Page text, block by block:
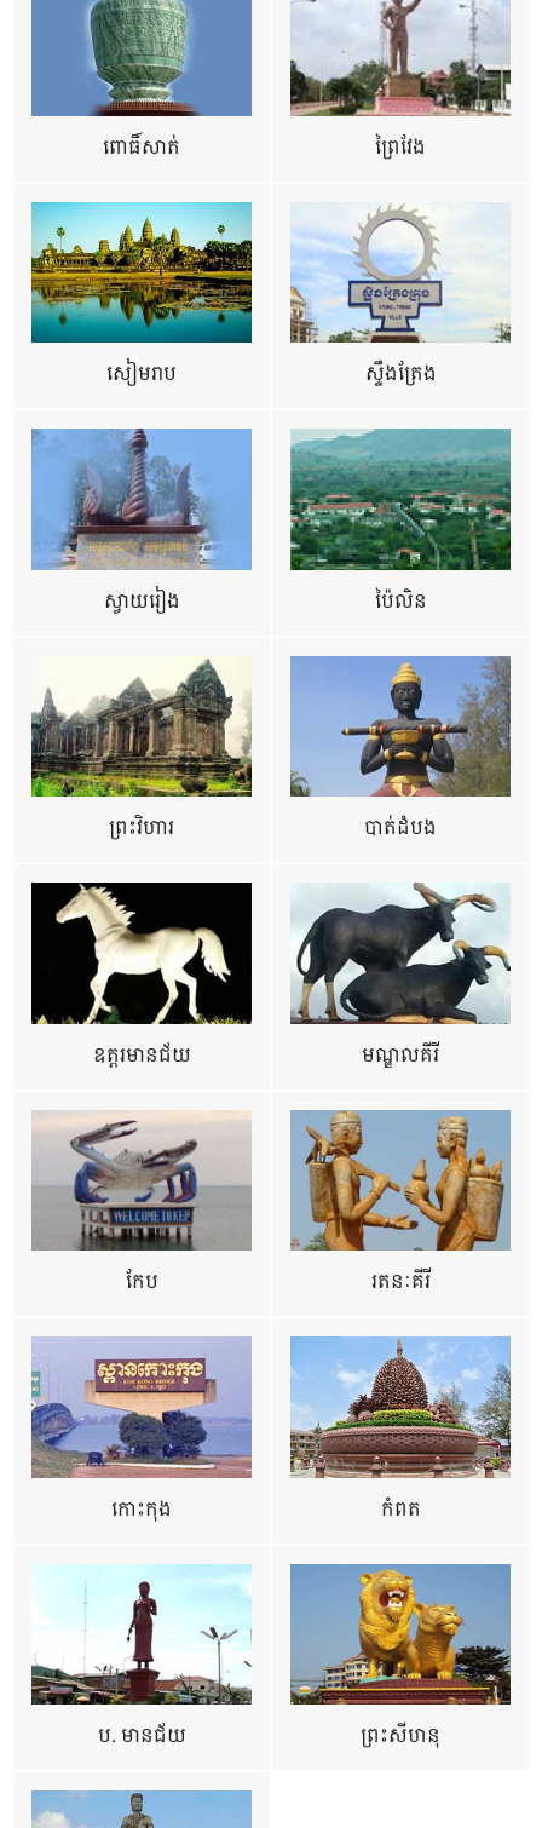
ពោធិ៍សាត់ ព្រៃវែង
សៀមរាប ស្ទឹងត្រែង
ស្វាយរៀង ប៉ៃលិន
ព្រះវិហារ បាត់ដំបង
ឧត្ដរមានជ័យ មណ្ឌលគីរី
កែប រតនៈគីរី
កោះកុង កំពត
ប. មានជ័យ ព្រះសីហនុ